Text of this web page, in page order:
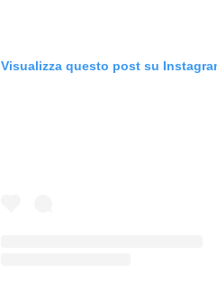
Visualizza questo post su